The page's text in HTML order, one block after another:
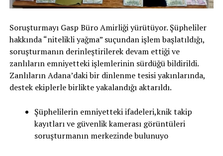
Soruşturmayı Gasp Büro Amirliği yürütüyor. Şüpheliler
hakkında “nitelikli yağma” suçundan işlem başlatıldığı,
soruşturmanın derinleştirilerek devam ettiği ve
zanlıların emniyetteki işlemlerinin sürdüğü bildirildi.
Zanlıların Adana’daki bir dinlenme tesisi yakınlarında,
destek ekiplerle birlikte yakalandığı aktarıldı.
Şüphelilerin emniyetteki ifadeleri,knik takip
kayıtları ve güvenlik kamerası görüntüleri
soruşturmanın merkezinde bulunuyo